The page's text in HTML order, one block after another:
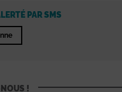
PAR SMS
!